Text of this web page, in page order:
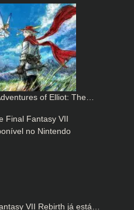
of Elliot: The…
VII Rebirth já está…